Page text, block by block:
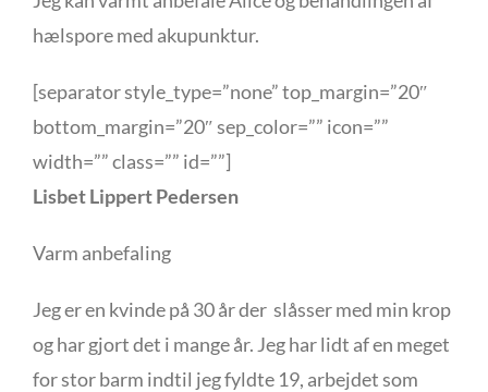
hælspore med akupunktur.
[separator style_type=”none” top_margin=”20″
bottom_margin=”20″ sep_color=”” icon=””
width=”” class=”” id=””]
Lisbet Lippert Pedersen
Varm anbefaling
Jeg er en kvinde på 30 år der slåsser med min krop
og har gjort det i mange år. Jeg har lidt af en meget
for stor barm indtil jeg fyldte 19, arbejdet som